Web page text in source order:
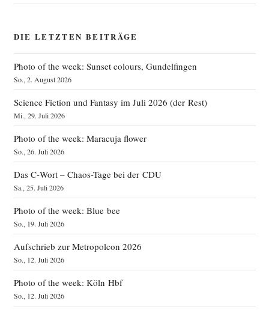
DIE LETZTEN BEITRÄGE
Photo of the week: Sunset colours, Gundelfingen
So., 2. August 2026
Science Fiction und Fantasy im Juli 2026 (der Rest)
Mi., 29. Juli 2026
Photo of the week: Maracuja flower
So., 26. Juli 2026
Das C‑Wort – Chaos-Tage bei der CDU
Sa., 25. Juli 2026
Photo of the week: Blue bee
So., 19. Juli 2026
Aufschrieb zur Metropolcon 2026
So., 12. Juli 2026
Photo of the week: Köln Hbf
So., 12. Juli 2026